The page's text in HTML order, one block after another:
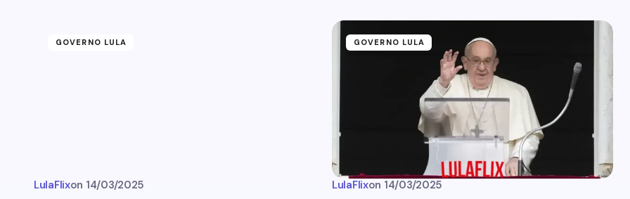
GOVERNO LULA
LulaFlixon 14/03/2025
GOVERNO LULA
LulaFlixon 14/03/2025